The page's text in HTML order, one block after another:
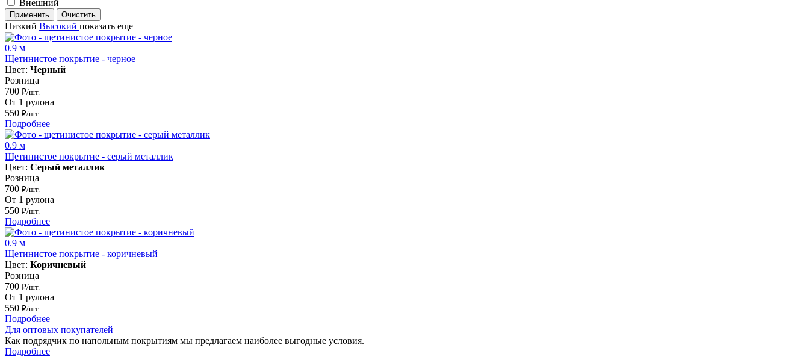
Внешний
Применить Очистить
Низкий Высокий показать еще
0.9 м
Щетинистое покрытие - черное
Цвет: Черный
Розница
700 ₽/шт.
От 1 рулона
550 ₽/шт.
Подробнее
0.9 м
Щетинистое покрытие - серый металлик
Цвет: Серый металлик
Розница
700 ₽/шт.
От 1 рулона
550 ₽/шт.
Подробнее
0.9 м
Щетинистое покрытие - коричневый
Цвет: Коричневый
Розница
700 ₽/шт.
От 1 рулона
550 ₽/шт.
Подробнее
Для оптовых покупателей
Как подрядчик по напольным покрытиям мы предлагаем наиболее выгодные условия.
Подробнее